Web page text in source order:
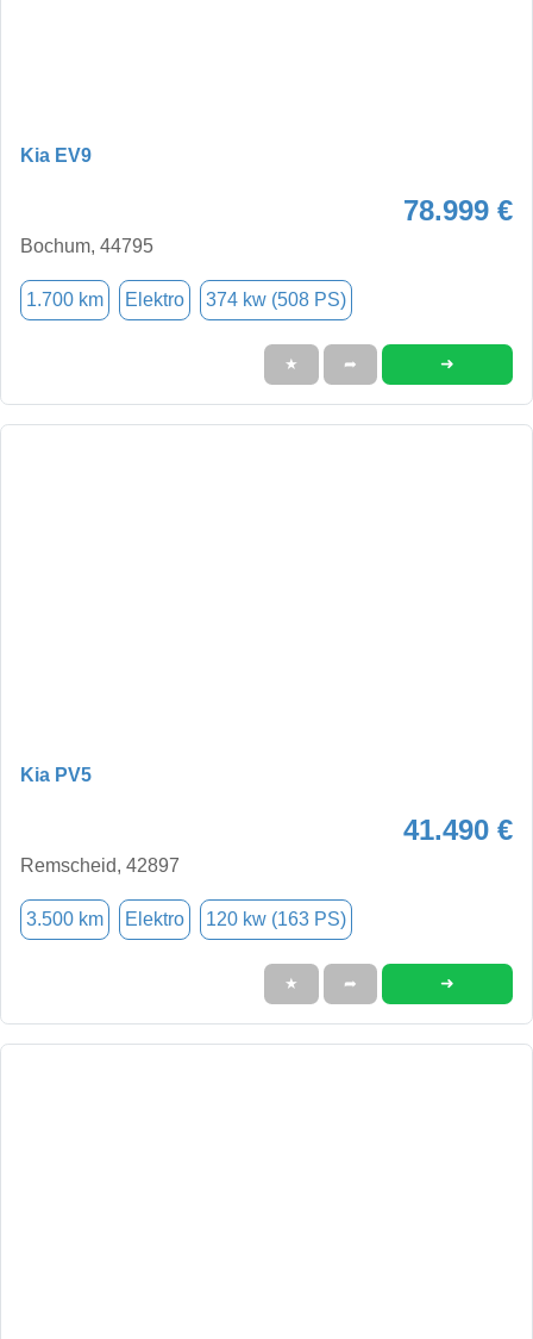
Kia EV9
78.999 €
Bochum, 44795
1.700 km Elektro 374 kw (508 PS)
★ ➦ ➜
Kia PV5
41.490 €
Remscheid, 42897
3.500 km Elektro 120 kw (163 PS)
★ ➦ ➜